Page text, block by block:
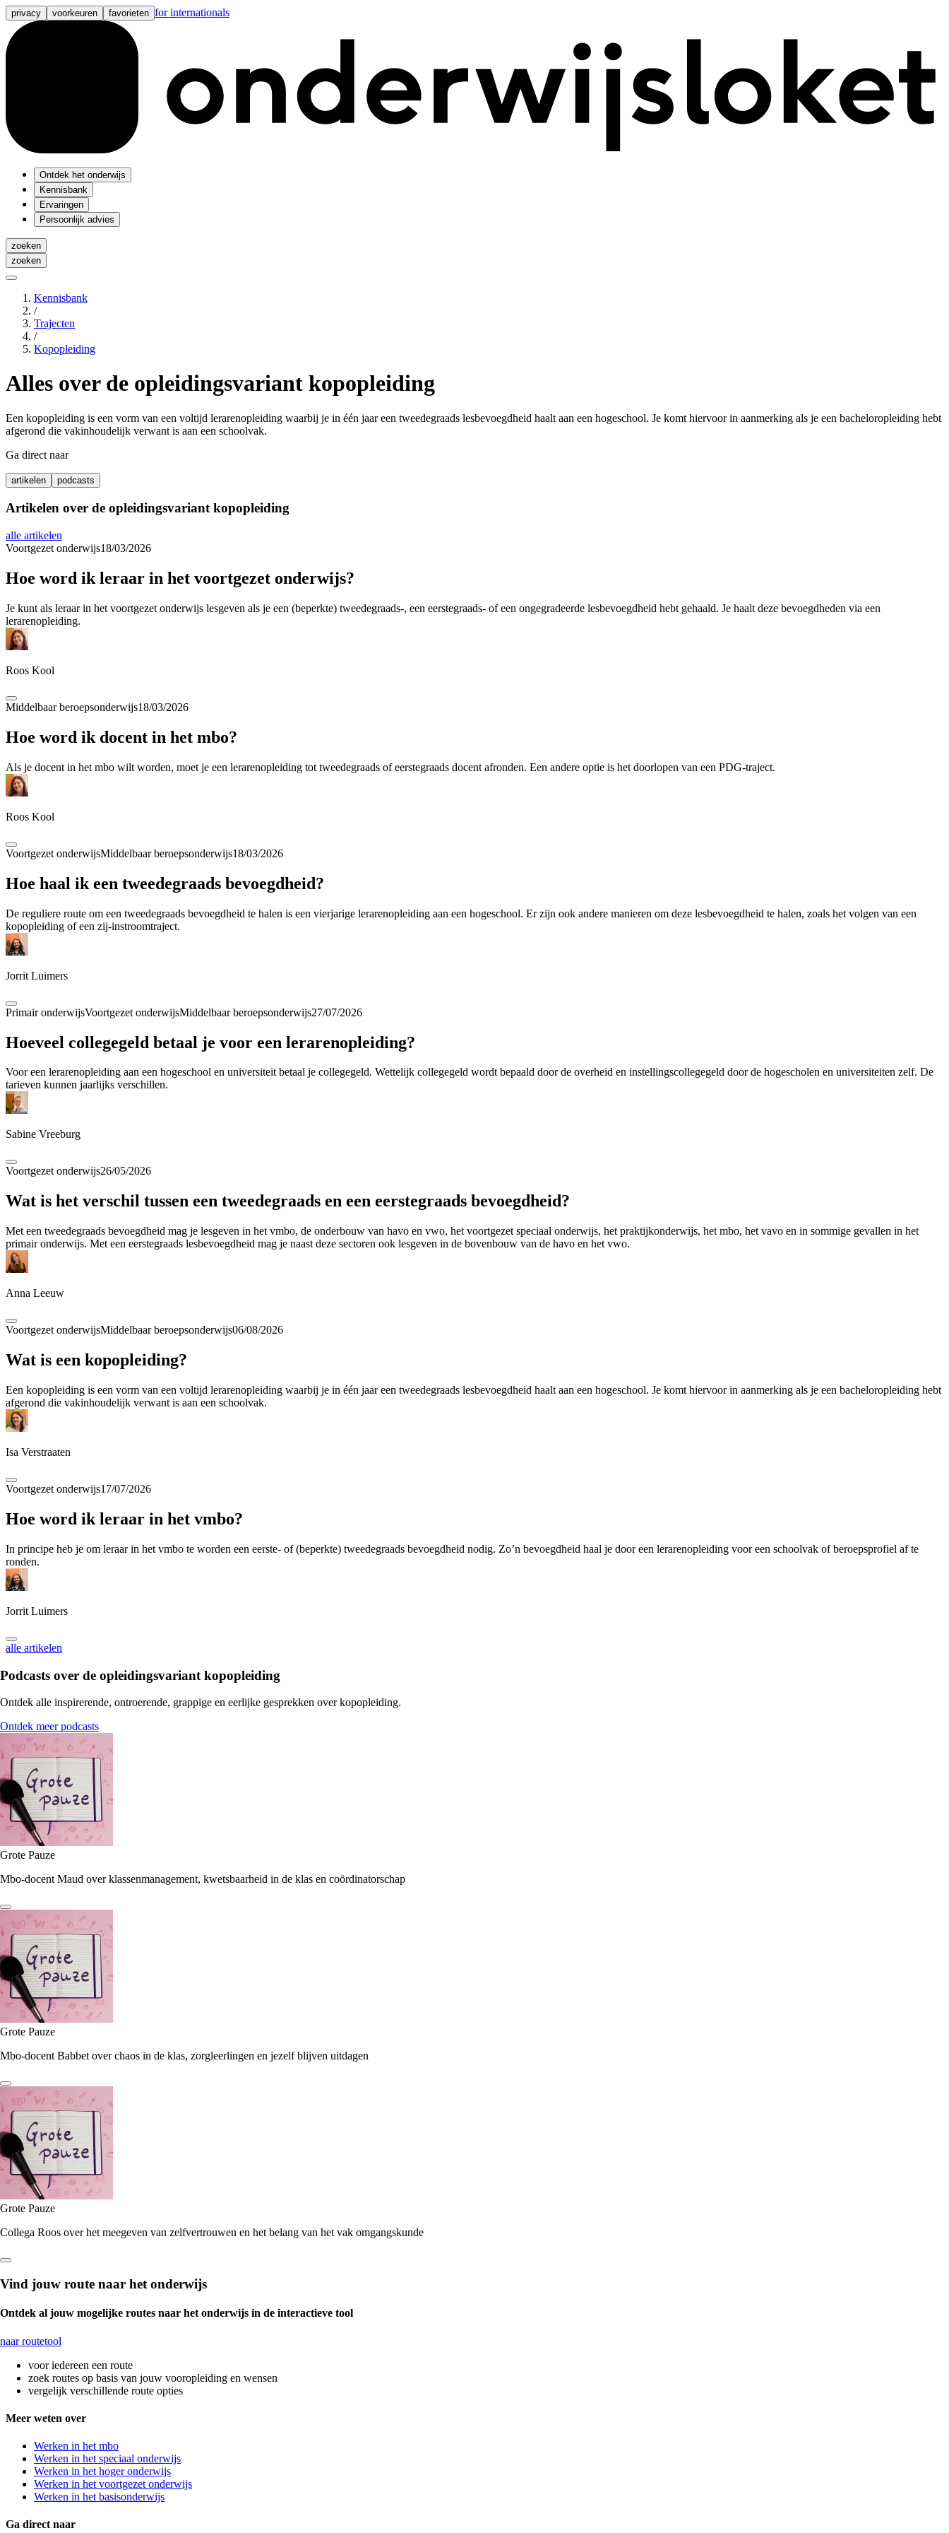
privacy voorkeuren favorieten for internationals
Ontdek het onderwijs
Kennisbank
Ervaringen
Persoonlijk advies
zoeken
zoeken
Kennisbank
/
Trajecten
/
Kopopleiding
Alles over de opleidingsvariant kopopleiding
Een kopopleiding is een vorm van een voltijd lerarenopleiding waarbij je in één jaar een tweedegraads lesbevoegdheid haalt aan een hogeschool. Je komt hiervoor in aanmerking als je een bacheloropleiding hebt
afgerond die vakinhoudelijk verwant is aan een schoolvak.
Ga direct naar
artikelen podcasts
Artikelen over de opleidingsvariantkopopleiding
alle artikelen
Voortgezet onderwijs18/03/2026
Hoe word ik leraar in het voortgezet onderwijs?
Je kunt als leraar in het voortgezet onderwijs lesgeven als je een (beperkte) tweedegraads-, een eerstegraads- of een ongegradeerde lesbevoegdheid hebt gehaald. Je haalt deze bevoegdheden via een
lerarenopleiding.
Roos Kool
Middelbaar beroepsonderwijs18/03/2026
Hoe word ik docent in het mbo?
Als je docent in het mbo wilt worden, moet je een lerarenopleiding tot tweedegraads of eerstegraads docent afronden. Een andere optie is het doorlopen van een PDG-traject.
Roos Kool
Voortgezet onderwijsMiddelbaar beroepsonderwijs18/03/2026
Hoe haal ik een tweedegraads bevoegdheid?
De reguliere route om een tweedegraads bevoegdheid te halen is een vierjarige lerarenopleiding aan een hogeschool. Er zijn ook andere manieren om deze lesbevoegdheid te halen, zoals het volgen van een
kopopleiding of een zij-instroomtraject.
Jorrit Luimers
Primair onderwijsVoortgezet onderwijsMiddelbaar beroepsonderwijs27/07/2026
Hoeveel collegegeld betaal je voor een lerarenopleiding?
Voor een lerarenopleiding aan een hogeschool en universiteit betaal je collegegeld. Wettelijk collegegeld wordt bepaald door de overheid en instellingscollegegeld door de hogescholen en universiteiten zelf. De
tarieven kunnen jaarlijks verschillen.
Sabine Vreeburg
Voortgezet onderwijs26/05/2026
Wat is het verschil tussen een tweedegraads en een eerstegraads bevoegdheid?
Met een tweedegraads bevoegdheid mag je lesgeven in het vmbo, de onderbouw van havo en vwo, het voortgezet speciaal onderwijs, het praktijkonderwijs, het mbo, het vavo en in sommige gevallen in het
primair onderwijs. Met een eerstegraads lesbevoegdheid mag je naast deze sectoren ook lesgeven in de bovenbouw van de havo en het vwo.
Anna Leeuw
Voortgezet onderwijsMiddelbaar beroepsonderwijs06/08/2026
Wat is een kopopleiding?
Een kopopleiding is een vorm van een voltijd lerarenopleiding waarbij je in één jaar een tweedegraads lesbevoegdheid haalt aan een hogeschool. Je komt hiervoor in aanmerking als je een bacheloropleiding hebt
afgerond die vakinhoudelijk verwant is aan een schoolvak.
Isa Verstraaten
Voortgezet onderwijs17/07/2026
Hoe word ik leraar in het vmbo?
In principe heb je om leraar in het vmbo te worden een eerste- of (beperkte) tweedegraads bevoegdheid nodig. Zo’n bevoegdheid haal je door een lerarenopleiding voor een schoolvak of beroepsprofiel af te
ronden.
Jorrit Luimers
alle artikelen
Podcasts over de opleidingsvariant kopopleiding
Ontdek alle inspirerende, ontroerende, grappige en eerlijke gesprekken over kopopleiding.
Ontdek meer podcasts
Grote Pauze
Mbo-docent Maud over klassenmanagement, kwetsbaarheid in de klas en coördinatorschap
Grote Pauze
Mbo-docent Babbet over chaos in de klas, zorgleerlingen en jezelf blijven uitdagen
Grote Pauze
Collega Roos over het meegeven van zelfvertrouwen en het belang van het vak omgangskunde
Vind jouw route naar het onderwijs
Ontdek al jouw mogelijke routes naar het onderwijs in de interactieve tool
naar routetool
voor iedereen een route
zoek routes op basis van jouw vooropleiding en wensen
vergelijk verschillende route opties
Meer weten over
Werken in het mbo
Werken in het speciaal onderwijs
Werken in het hoger onderwijs
Werken in het voortgezet onderwijs
Werken in het basisonderwijs
Ga direct naar